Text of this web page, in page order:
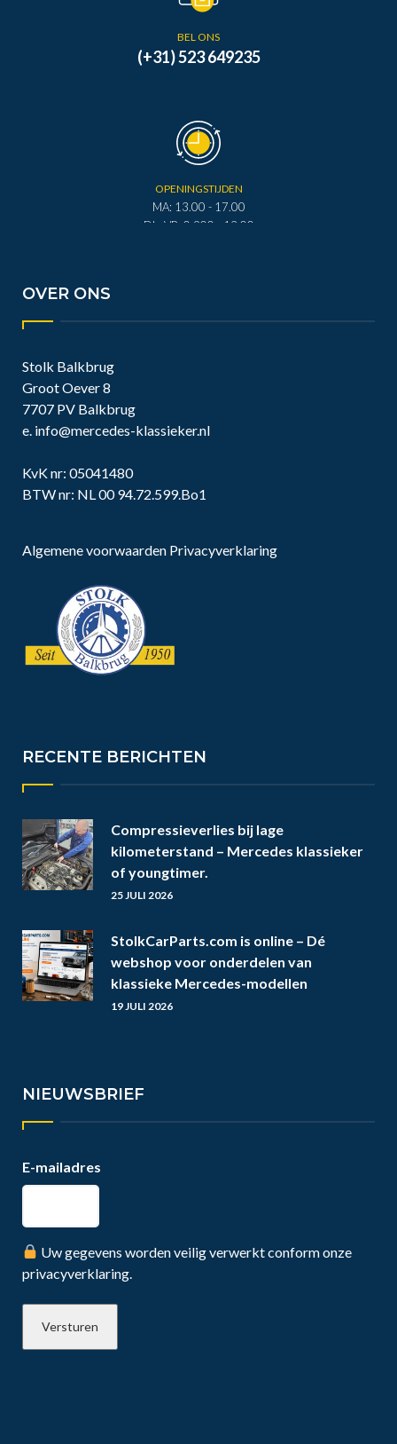
BEL ONS
(+31) 523 649235
OPENINGSTIJDEN
MA: 13.00 - 17.00
DI - VR: 0.900 - 12.00
OVER ONS
Stolk Balkbrug
Groot Oever 8
7707 PV Balkbrug
e. info@mercedes-klassieker.nl
KvK nr: 05041480
BTW nr: NL 00 94.72.599.Bo1
Algemene voorwaarden Privacyverklaring
RECENTE BERICHTEN
Compressieverlies bij lage
kilometerstand – Mercedes klassieker
of youngtimer.
25 JULI 2026
StolkCarParts.com is online – Dé
webshop voor onderdelen van
klassieke Mercedes-modellen
19 JULI 2026
NIEUWSBRIEF
E-mailadres
Uw gegevens worden veilig verwerkt conform onze
privacyverklaring.